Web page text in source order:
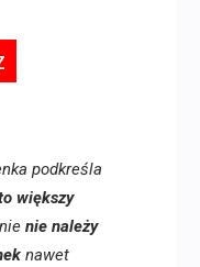
podkreśla
większy
nie należy
nawet